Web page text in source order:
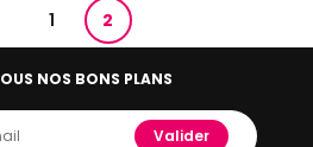
1 2
NOS BONS PLANS
Valider